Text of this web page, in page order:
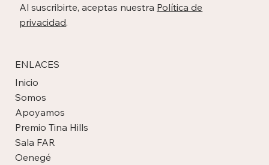
Al suscribirte, aceptas nuestra Política de
privacidad.
ENLACES
Inicio
Somos
Apoyamos
Premio Tina Hills
Sala FAR
Oenegé